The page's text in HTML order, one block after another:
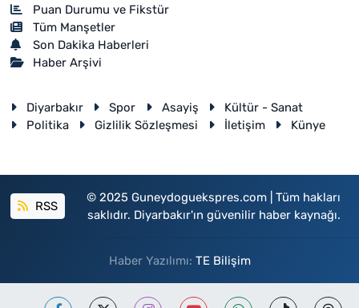
Puan Durumu ve Fikstür
Tüm Manşetler
Son Dakika Haberleri
Haber Arşivi
Diyarbakır Spor Asayiş
Kültür - Sanat
Politika
Gizlilik Sözleşmesi İletişim Künye
RSS
© 2025 Guneydoguekspres.com | Tüm hakları
saklıdır. Diyarbakır'ın güvenilir haber kaynağı.
Haber Yazılımı: TE Bilişim